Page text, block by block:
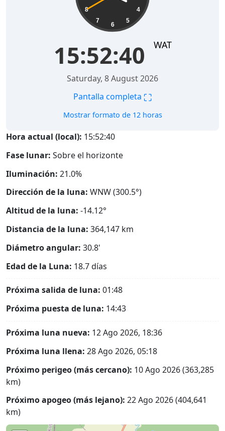
4
5
6
7
8
15:52:41 WAT
Saturday, 8 August 2026
Pantalla completa ⛶
Mostrar formato de 12 horas
Hora actual (local): 15:52:41
Fase lunar: Sobre el horizonte
Iluminación: 21.0%
Dirección de la luna: WNW (300.5°)
Altitud de la luna: -14.12°
Distancia de la luna: 364,147 km
Diámetro angular: 30.8'
Edad de la Luna: 18.7 días
Próxima salida de luna: 01:48
Próxima puesta de luna: 14:43
Próxima luna nueva: 12 Ago 2026, 18:36
Próxima luna llena: 28 Ago 2026, 05:18
Próximo perigeo (más cercano): 10 Ago 2026 (363,285
km)
Próximo apogeo (más lejano): 22 Ago 2026 (404,641
km)